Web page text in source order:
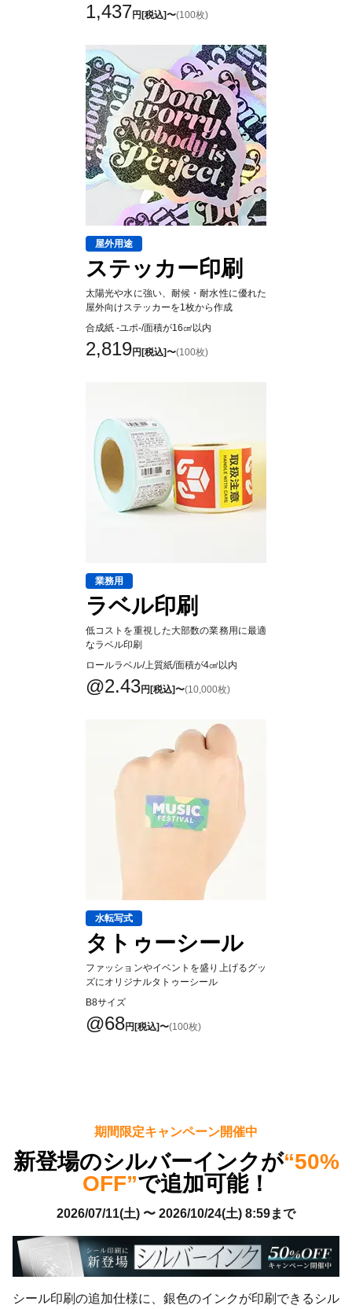
1,437円[税込]〜(100枚)
屋外用途
ステッカー印刷
太陽光や水に強い、耐候・耐水性に優れた
屋外向けステッカーを1枚から作成
合成紙 -ユポ-/面積が16㎠以内
2,819円[税込]〜(100枚)
業務用
ラベル印刷
低コストを重視した大部数の業務用に最適
なラベル印刷
ロールラベル/上質紙/面積が4㎠以内
@2.43円[税込]〜(10,000枚)
水転写式
タトゥーシール
ファッションやイベントを盛り上げるグッ
ズにオリジナルタトゥーシール
B8サイズ
@68円[税込]〜(100枚)
期間限定キャンペーン開催中
新登場のシルバーインクが“50%
OFF”で追加可能！
2026/07/11(土) 〜 2026/10/24(土) 8:59まで
シール印刷の追加仕様に、銀色のインクが印刷できるシル